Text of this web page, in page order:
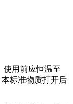
用前应恒温至
标准物质打开后